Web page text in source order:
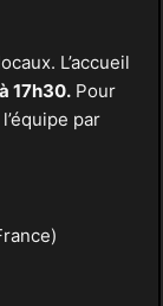
L’accueil
17h30.Pour
par